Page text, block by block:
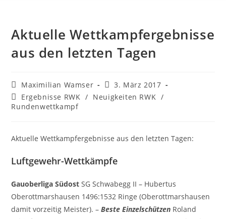
Aktuelle Wettkampfergebnisse
aus den letzten Tagen
Beitrags-
Autor:
Maximilian Wamser
Beitrag
veröffentlicht:
3. März 2017
Beitrags-
Kategorie:
Ergebnisse RWK / Neuigkeiten RWK /
Rundenwettkampf
Aktuelle Wettkampfergebnisse aus den letzten Tagen:
Luftgewehr-Wettkämpfe
Gauoberliga Südost SG Schwabegg II – Hubertus
Oberottmarshausen 1496:1532 Ringe (Oberottmarshausen
damit vorzeitig Meister). –Beste Einzelschützen Roland